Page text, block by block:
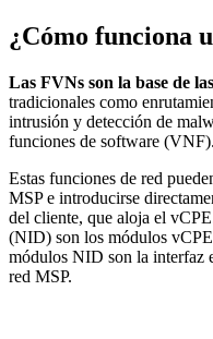
¿Cómo funciona
Las FVNs son la base de
tradicionales como
intrusión y detección de
funciones de software (VNF).
Estas funciones de red
MSP e introducirse
del cliente, que aloja el
(NID) son los módulos
módulos NID son la interfaz
red MSP.